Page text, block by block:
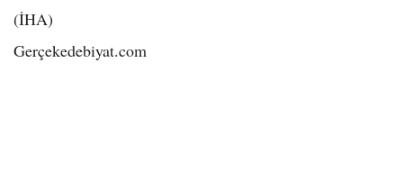
(İHA)
Gerçekedebiyat.com